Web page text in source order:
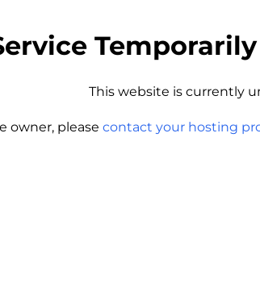
This website is currently
owner, please contact your hosting